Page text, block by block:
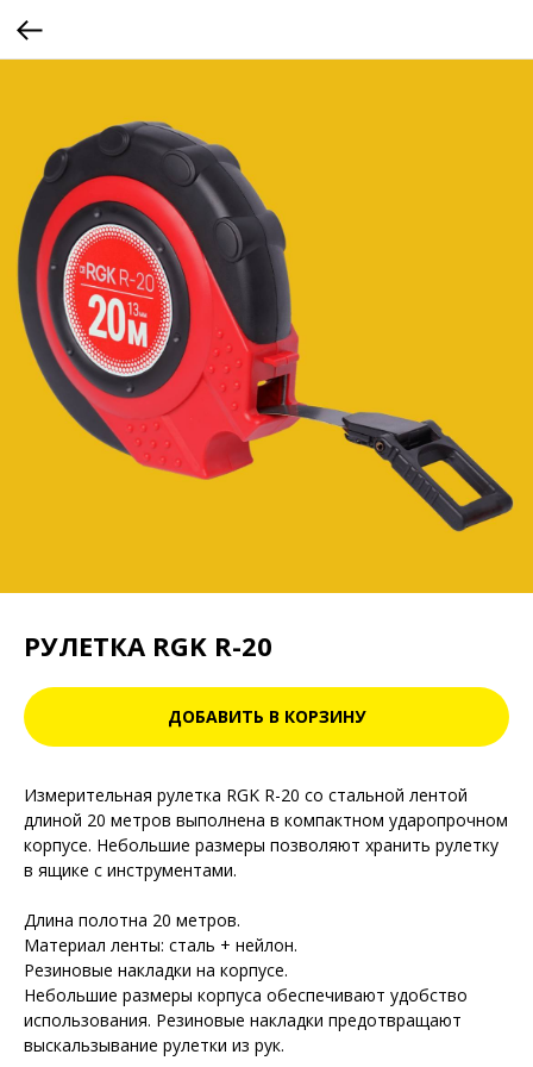
РУЛЕТКА RGK R-20
ДОБАВИТЬ В КОРЗИНУ
Измерительная рулетка RGK R-20 со стальной лентой
длиной 20 метров выполнена в компактном ударопрочном
корпусе. Небольшие размеры позволяют хранить рулетку
в ящике с инструментами.
Длина полотна 20 метров.
Материал ленты: сталь + нейлон.
Резиновые накладки на корпусе.
Небольшие размеры корпуса обеспечивают удобство
использования. Резиновые накладки предотвращают
выскальзывание рулетки из рук.